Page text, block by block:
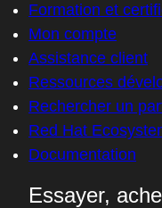
Formation et
Mon compte
Assistance client
Ressources
Rechercher un
Red Hat
Documentation
Essayer,